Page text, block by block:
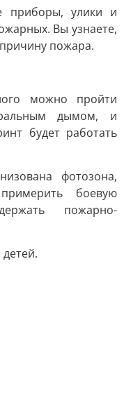
приборы, улики и
Вы узнаете,
пожара.
можно пройти
дымом, и
будет работать
фотозона,
боевую
пожарно-